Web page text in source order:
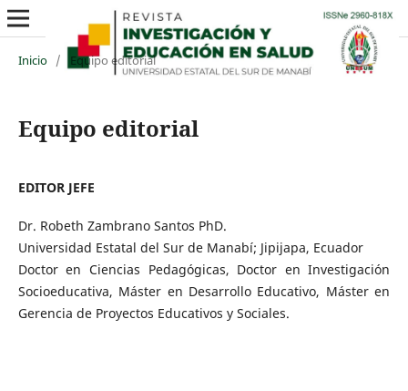
Inicio / Equipo editorial
Equipo editorial
EDITOR JEFE
Dr. Robeth Zambrano Santos PhD.
Universidad Estatal del Sur de Manabí; Jipijapa, Ecuador
Doctor en Ciencias Pedagógicas, Doctor en Investigación
Socioeducativa, Máster en Desarrollo Educativo, Máster en
Gerencia de Proyectos Educativos y Sociales.